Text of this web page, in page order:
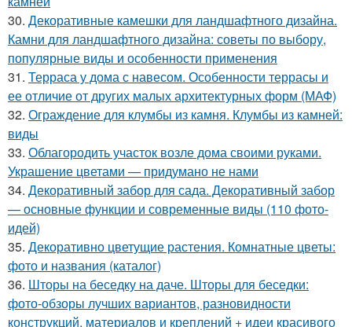
30. Декоративные камешки для ландшафтного дизайна.
Камни для ландшафтного дизайна: советы по выбору,
популярные виды и особенности применения
31. Терраса у дома с навесом. Особенности террасы и
ее отличие от других малых архитектурных форм (МАФ)
32. Ограждение для клумбы из камня. Клумбы из камней:
виды
33. Облагородить участок возле дома своими руками.
Украшение цветами — придумано не нами
34. Декоративный забор для сада. Декоративный забор
— основные функции и современные виды (110 фото-
идей)
35. Декоративно цветущие растения. Комнатные цветы:
фото и названия (каталог)
36. Шторы на беседку на даче. Шторы для беседки:
фото-обзоры лучших вариантов, разновидности
конструкций, материалов и креплений + идеи красивого